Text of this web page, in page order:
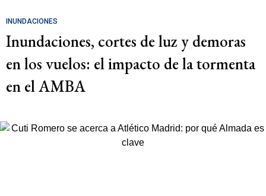
INUNDACIONES
Inundaciones, cortes de luz y demoras
en los vuelos: el impacto de la tormenta
en el AMBA